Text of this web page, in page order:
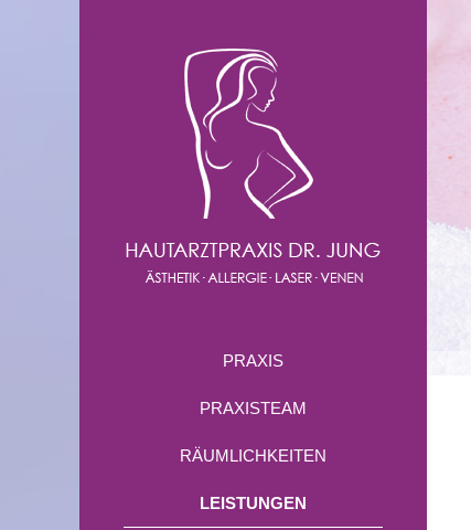
PRAXIS
PRAXISTEAM
RÄUMLICHKEITEN
LEISTUNGEN